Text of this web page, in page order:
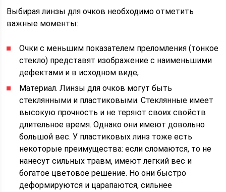
Выбирая линзы для очков необходимо отметить
важные моменты:
Очки с меньшим показателем преломления (тонкое
стекло) представят изображение с наименьшими
дефектами и в исходном виде;
Материал. Линзы для очков могут быть
стеклянными и пластиковыми. Стеклянные имеет
высокую прочность и не теряют своих свойств
длительное время. Однако они имеют довольно
большой вес. У пластиковых линз тоже есть
некоторые преимущества: если сломаются, то не
нанесут сильных травм, имеют легкий вес и
богатое цветовое решение. Но они быстро
деформируются и царапаются, сильнее